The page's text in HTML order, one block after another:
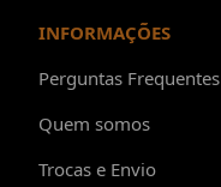
INFORMAÇÕES
Perguntas Frequentes
Quem somos
Trocas e Envio